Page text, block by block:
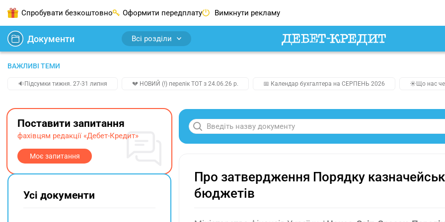
Спробувати безкоштовно Оформити передплату Вимкнути рекламу
Документи Всі розділи
ВАЖЛИВІ ТЕМИ
🔉Підсумки тижня. 27-31 липня 💔 НОВИЙ (!) перелік ТОТ з 24.06.26 р. 📅 Календар бухгалтера на СЕРПЕНЬ 2026 ☀️Що нас
Про затвердження Порядку
бюджетів
Поставити запитання
фахівцям редакції «Дебет-Кредит»
Моє запитання
Усі документи